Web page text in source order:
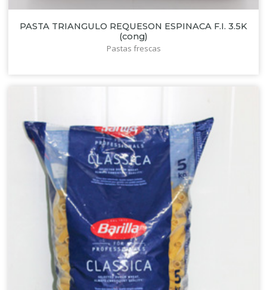
PASTA TRIANGULO REQUESON ESPINACA F.I. 3.5K
(cong)
Pastas frescas